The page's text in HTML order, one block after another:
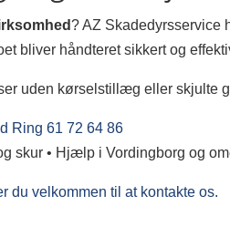
? AZ Skadedyrsservice
bliver håndteret sikkert og
uden kørselstillæg eller skjulte
Ring 61 72 64 86
skur • Hjælp i Vordingborg og
du velkommen til at kontakte os.